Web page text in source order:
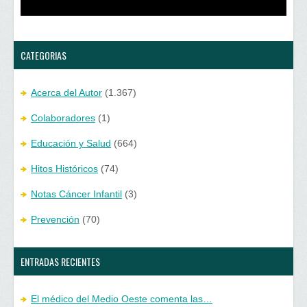
v e
)
CATEGORIAS
Acerca del Autor (1.367)
Colaboradores (1)
Educación y Salud (664)
Hitos Históricos (74)
Notas Cáncer Infantil (3)
Prevención (70)
ENTRADAS RECIENTES
El médico del Medio Oeste comenta las…